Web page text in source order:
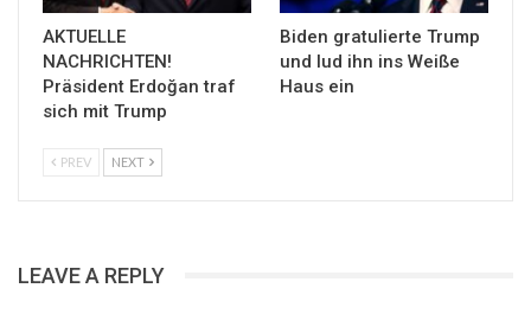
AKTUELLE
NACHRICHTEN!
Präsident Erdoğan traf
sich mit Trump
Biden gratulierte Trump
und lud ihn ins Weiße
Haus ein
PREV NEXT
LEAVE A REPLY